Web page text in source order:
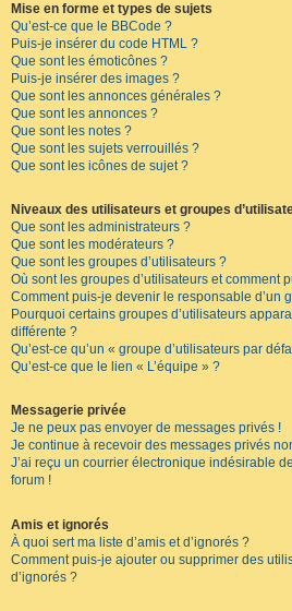
Mise en forme et types de sujets
Qu’est-ce que le BBCode ?
Puis-je insérer du code HTML ?
Que sont les émoticônes ?
Puis-je insérer des images ?
Que sont les annonces générales ?
Que sont les annonces ?
Que sont les notes ?
Que sont les sujets verrouillés ?
Que sont les icônes de sujet ?
Niveaux des utilisateurs et groupes
Que sont les administrateurs ?
Que sont les modérateurs ?
Que sont les groupes d’utilisateurs ?
Où sont les groupes d’utilisateurs et comment
Comment puis-je devenir le responsable d’un
Pourquoi certains groupes d’utilisateurs
différente ?
Qu’est-ce qu’un « groupe d’utilisateurs par
Qu’est-ce que le lien « L’équipe » ?
Messagerie privée
Je ne peux pas envoyer de messages privés !
Je continue à recevoir des messages privés
J’ai reçu un courrier électronique indésirable
forum !
Amis et ignorés
À quoi sert ma liste d’amis et d’ignorés ?
Comment puis-je ajouter ou supprimer des
d’ignorés ?